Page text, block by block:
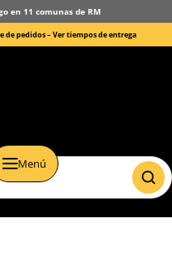
en 11 comunas de RM
de pedidos –Ver tiempos de entrega
Menú